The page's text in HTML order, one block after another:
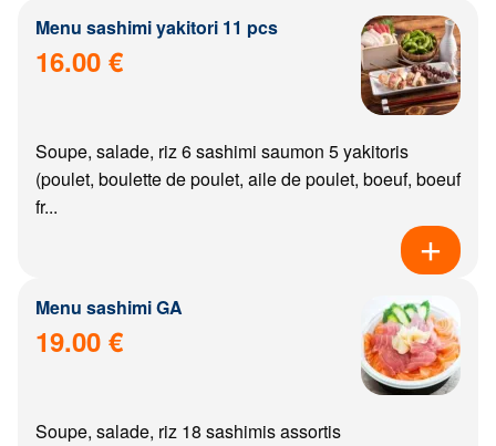
Menu sashimi yakitori 11 pcs
16.00 €
Soupe, salade, riz 6 sashimi saumon 5 yakitoris
(poulet, boulette de poulet, aile de poulet, boeuf, boeuf
fr...
Menu sashimi GA
19.00 €
Soupe, salade, riz 18 sashimis assortis